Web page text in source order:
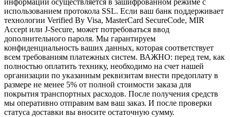
использованием протокола SSL. Если ваш банк поддерживает
технологии Verified By Visa, MasterCard SecureCode, MIR
Accept или J-Secure, может потребоваться ввод
дополнительного пароля. Мы гарантируем
конфиденциальность ваших данных, которая соответствует
всем требованиям платежных систем. ВАЖНО: перед тем, как
полностью оплатить технику, необходимо на счет нашей
организации по указанным реквизитам внести предоплату в
размере не менее 5% от полной стоимости заказа для
покрытия транспортных расходов. После получения средств
мы оперативно отправим вам ваш заказ. И после проверки
статуса доставки вы вносите остаточную сумму.